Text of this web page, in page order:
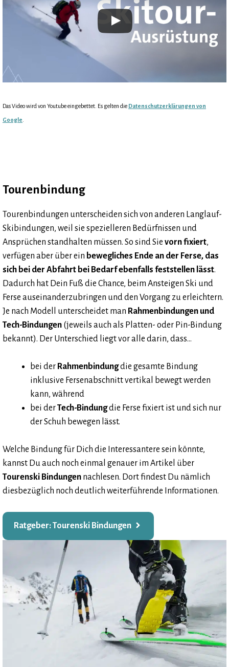
Das Video wird von Youtube eingebettet. Es gelten die Datenschutzerklärungen von
Google.
Tourenbindung
Tourenbindungen unterscheiden sich von anderen Langlauf-
Skibindungen, weil sie spezielleren Bedürfnissen und
Ansprüchen standhalten müssen. So sind Sie vorn fixiert,
verfügen aber über ein bewegliches Ende an der Ferse, das
sich bei der Abfahrt bei Bedarf ebenfalls feststellen lässt.
Dadurch hat Dein Fuß die Chance, beim Ansteigen Ski und
Ferse auseinanderzubringen und den Vorgang zu erleichtern.
Je nach Modell unterscheidet man Rahmenbindungen und
Tech-Bindungen (jeweils auch als Platten- oder Pin-Bindung
bekannt). Der Unterschied liegt vor alle darin, dass…
bei der Rahmenbindungdie gesamte Bindung
inklusive Fersenabschnitt vertikal bewegt werden
kann, während
bei derTech-Bindungdie Ferse fixiert ist und sich nur
der Schuh bewegen lässt.
Welche Bindung für Dich die Interessantere sein könnte,
kannst Du auch noch einmal genauer im Artikel über
Tourenski Bindungen nachlesen. Dort findest Du nämlich
diesbezüglich noch deutlich weiterführende Informationen.
Ratgeber: Tourenski Bindungen